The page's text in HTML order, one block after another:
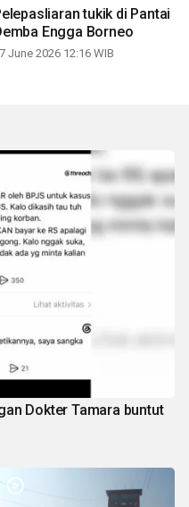
tukik di Pantai
Engga Borneo
June 2026 12:16 WIB
Dokter Tamara buntut